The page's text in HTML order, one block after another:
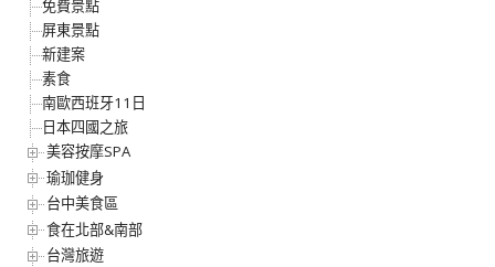
免費景點
屏東景點
新建案
素食
南歐西班牙11日
日本四國之旅
美容按摩SPA
瑜珈健身
台中美食區
食在北部&南部
台灣旅遊